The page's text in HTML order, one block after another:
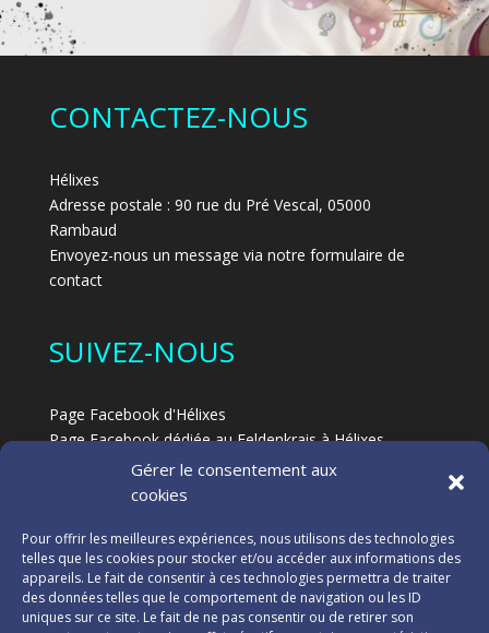
Gérer le consentement aux
cookies
Pour offrir les meilleures expériences, nous utilisons des technologies
telles que les cookies pour stocker et/ou accéder aux informations des
appareils. Le fait de consentir à ces technologies permettra de traiter
des données telles que le comportement de navigation ou les ID
uniques sur ce site. Le fait de ne pas consentir ou de retirer son
CONTACTEZ-NOUS
Hélixes
Adresse postale : 90 rue du Pré Vescal, 05000
Rambaud
Envoyez-nous un message via notre formulaire de
contact
SUIVEZ-NOUS
Page Facebook d'Hélixes
Page Facebook dédiée au Feldenkrais à Hélixes
NOS PARTENAIRES
Consulter l'ensemble de nos partenaires